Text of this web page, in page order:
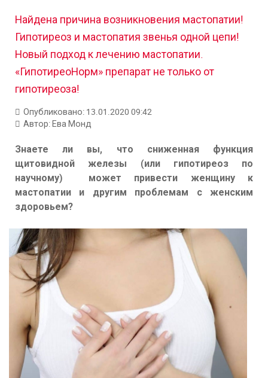
Найдена причина возникновения мастопатии!
Гипотиреоз и мастопатия звенья одной цепи!
Новый подход к лечению мастопатии.
«ГипотиреоНорм» препарат не только от
гипотиреоза!
Опубликовано: 13.01.2020 09:42
Автор:Ева Монд
Знаете ли вы, что сниженная функция
щитовидной железы (или гипотиреоз по
научному) может привести женщину к
мастопатии и другим проблемам с женским
здоровьем?